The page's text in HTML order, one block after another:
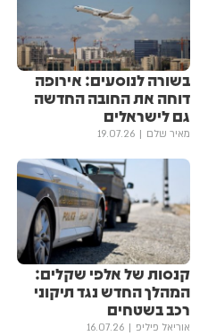
בשורה לנוסעים: אירופה
דוחה את החובה החדשה
גם לישראלים
מאיר שלם 19.07.26
קנסות של אלפי שקלים:
המהלך החדש נגד תיקוני
רכב בשטחים
אוריאל פיליפ 16.07.26